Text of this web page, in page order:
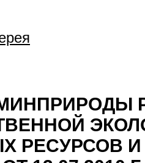
РЕСУРСОВ